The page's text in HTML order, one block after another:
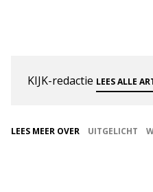
KIJK-redactie LEES ALLE
LEES MEER OVER UITGELICHT